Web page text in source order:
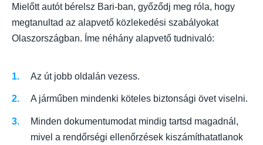
Mielőtt autót bérelsz Bari-ban, győződj meg róla, hogy
megtanultad az alapvető közlekedési szabályokat
Olaszországban. Íme néhány alapvető tudnivaló:
Az út jobb oldalán vezess.
A járműben mindenki köteles biztonsági övet viselni.
Minden dokumentumodat mindig tartsd magadnál,
mivel a rendőrségi ellenőrzések kiszámíthatatlanok